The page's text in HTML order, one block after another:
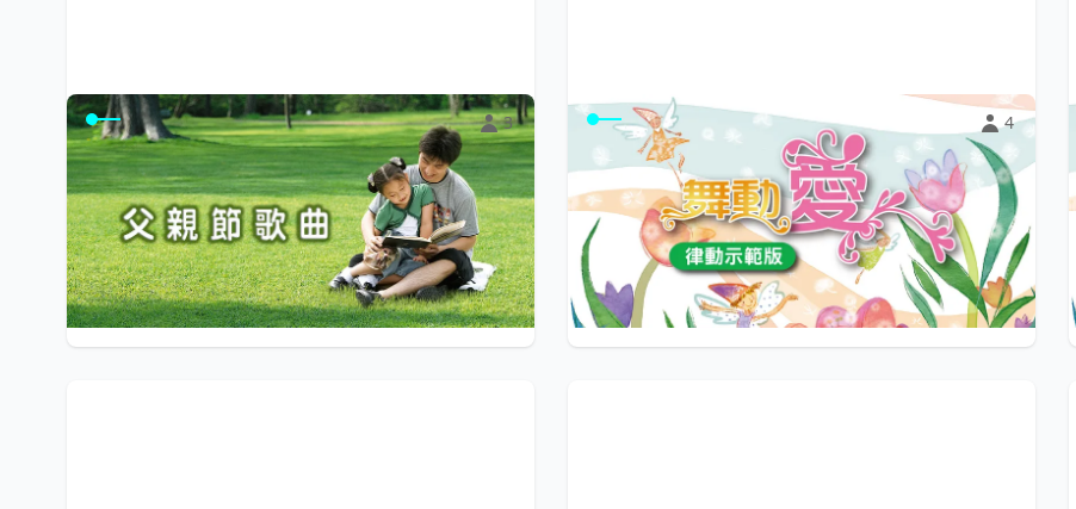
3
父親節歌曲
歌詞中「幸福啊 有爸爸陪我玩耍」道盡孩子們的幸福心
聲；一起用歌曲向父親傳達我們的愛吧！
小陽光e學園 $0
4
〈舞動愛〉律動示範版
讓孩子的學習從唱唱跳跳開始。《舞動愛》律動歌曲，內
容涵蓋生命教育裡人己與人人兩大主題。
小陽光e學園 $0